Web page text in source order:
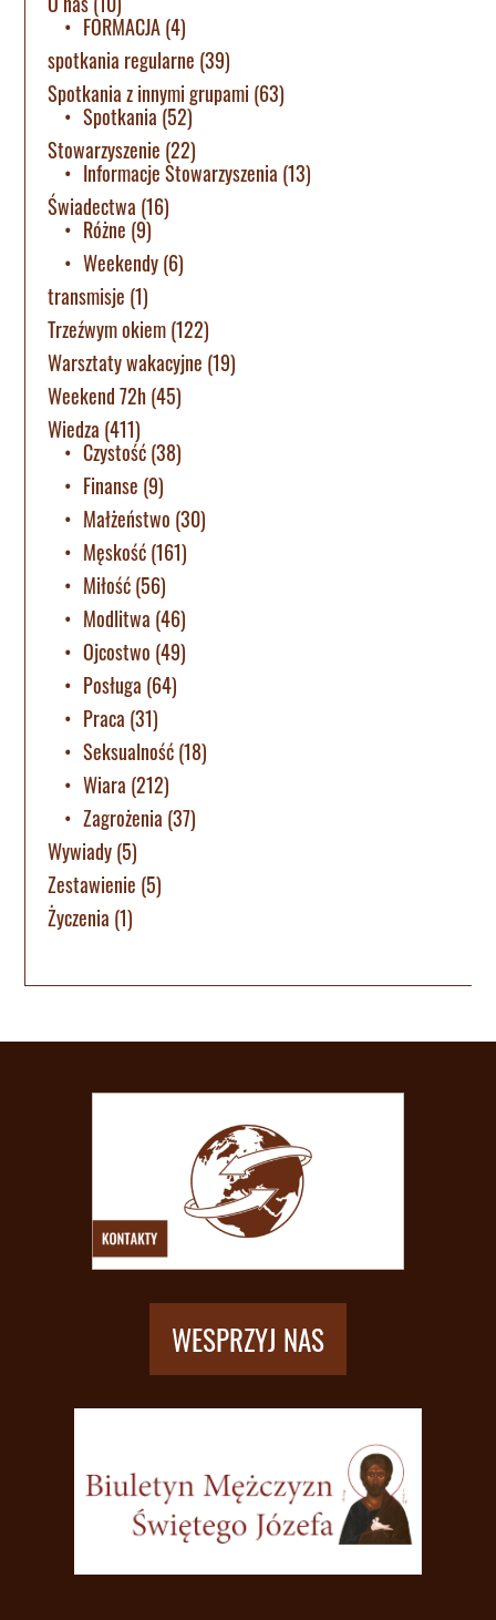
FORMACJA(4)
spotkania regularne (39)
Spotkania z innymi grupami (63)
Spotkania (52)
Stowarzyszenie (22)
Informacje Stowarzyszenia (13)
Świadectwa (16)
Różne (9)
Weekendy(6)
transmisje (1)
Trzeźwym okiem(122)
Warsztaty wakacyjne (19)
Weekend 72h(45)
Wiedza (411)
Czystość(38)
Finanse (9)
Małżeństwo (30)
Męskość(161)
Miłość(56)
Modlitwa (46)
Ojcostwo (49)
Posługa (64)
Praca (31)
Seksualność(18)
Wiara (212)
Zagrożenia (37)
Wywiady(5)
Zestawienie (5)
Życzenia (1)
WESPRZYJ NAS